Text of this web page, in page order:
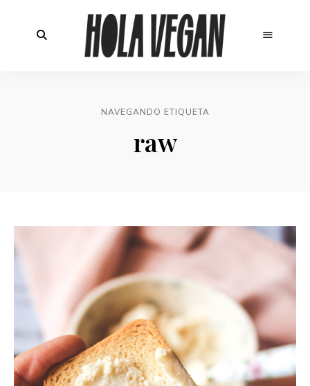
NAVEGANDO ETIQUETA
raw